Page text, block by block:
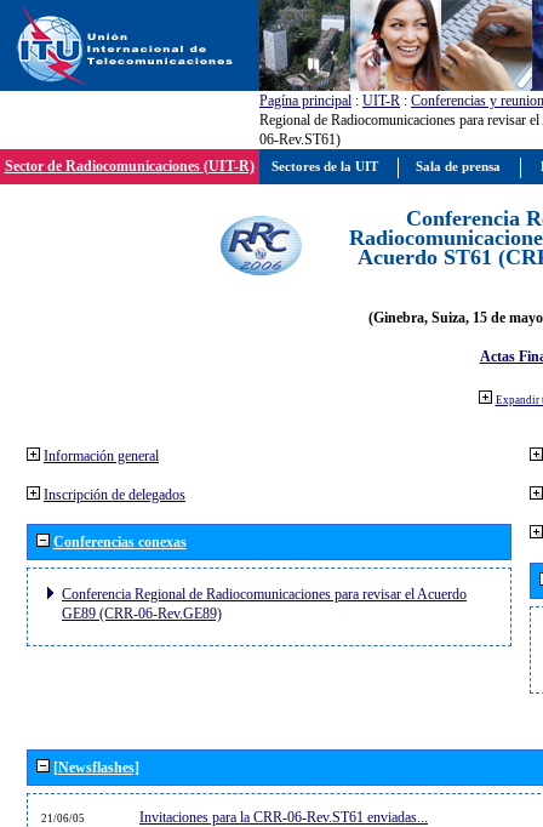
Pagína principal : UIT-R : Conferencias y
Regional de Radiocomunicaciones para revisar
06-Rev.ST61)
Sector de Radiocomunicaciones (UIT-R)
Conferencia
Acuerdo ST61
(Ginebra, Suiza, 15 de
Actas
Expandir
Información general
Inscripción de delegados
Conferencias conexas
Conferencia Regional de Radiocomunicaciones para revisar el Acuerdo
GE89 (CRR-06-Rev.GE89)
[Newsflashes]
21/06/05 Invitaciones para la CRR-06-Rev.ST61 enviadas...
Sectores de la UIT Sala de prensa